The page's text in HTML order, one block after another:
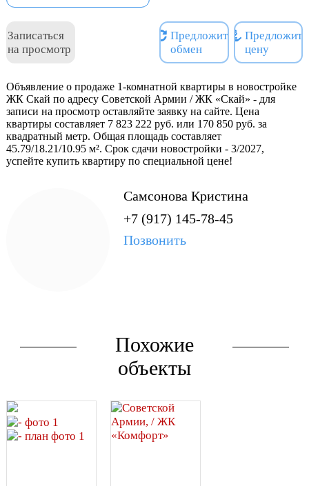
Записаться
на просмотр
благодаря своему
современному дизайну.
Панорамные окна
видами на Волгу,
обеспечивая квартиры
естественным освещением
и эстетическим
удовольствием.
- Территория вокруг жилых
оборудована детскими
площадками, спортивными
зонами и зелеными
оптимальное
пространства, делая
функциональным.
Современные инженерные
системы обеспечивают
Предложить
обмен
Предложить
цену
Объявление о продаже 1-комнатной квартиры в новостройке
ЖК Скай по адресу Советской Армии / ЖК «Скай» - для
записи на просмотр оставляйте заявку на сайте. Цена
квартиры составляет 7 823 222 руб. или 170 850 руб. за
квадратный метр. Общая площадь составляет
45.79/18.21/10.95 м². Срок сдачи новостройки - 3/2027,
успейте купить квартиру по специальной цене!
Самсонова Кристина
+7 (917) 145-78-45
Позвонить
Похожие
объекты